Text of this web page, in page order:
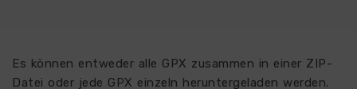
Es können entweder alle GPX zusammen in einer ZIP-
Datei oder jede GPX einzeln heruntergeladen werden.